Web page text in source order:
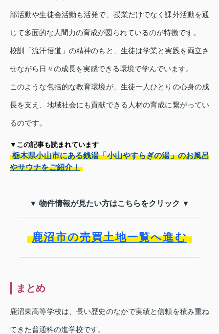
部活動や生徒会活動も活発で、授業だけでなく課外活動を通
じて多面的な人間力の育成が図られているのが特徴です。
校訓「流汗悟道」の精神のもと、生徒は学業と実践を両立さ
せながら日々の成長を実感できる環境で学んでいます。
このような包括的な教育環境が、生徒一人ひとりの心身の成
長を支え、地域社会にも貢献できる人材の育成に繋がってい
るのです。
▼この記事も読まれています
栃木県小山市にある銭湯「小山やすらぎの湯」のお風呂
やサウナをご紹介！
▼ 物件情報が見たい方はこちらをクリック ▼
鹿沼市の売買土地一覧へ進む
まとめ
鹿沼東高等学校は、長い歴史のなかで実績と信頼を積み重ね
てきた普通科の進学校です。